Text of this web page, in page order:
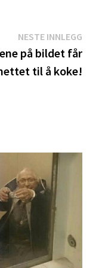
NESTE INNLEGG
på bildet får
til å koke!